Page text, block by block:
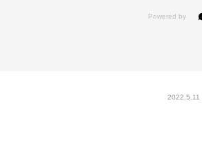
2022.5.11